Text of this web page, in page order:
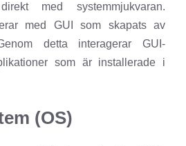
med systemmjukvaran.
med GUI som skapats av
detta interagerar GUI-
som är installerade i
(OS)